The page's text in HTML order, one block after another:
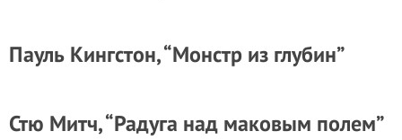
Пауль Кингстон, “Монстр из глубин”
Стю Митч, “Радуга над маковым полем”